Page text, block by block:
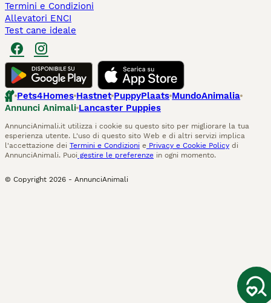
Termini e Condizioni
Allevatori ENCI
Test cane ideale
Pets4Homes Hastnet PuppyPlaats MundoAnimalia
Annunci Animali Lancaster Puppies
AnnunciAnimali.it utilizza i cookie su questo sito per migliorare la tua
esperienza utente. L'uso di questo sito Web e di altri servizi implica
l'accettazione dei Termini e Condizioni e Privacy e Cookie Policy di
AnnunciAnimali. Puoi gestire le preferenze in ogni momento.
© Copyright 2026 - AnnunciAnimali